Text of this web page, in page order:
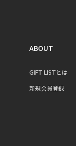
ABOUT
GIFT LISTとは
新規会員登録